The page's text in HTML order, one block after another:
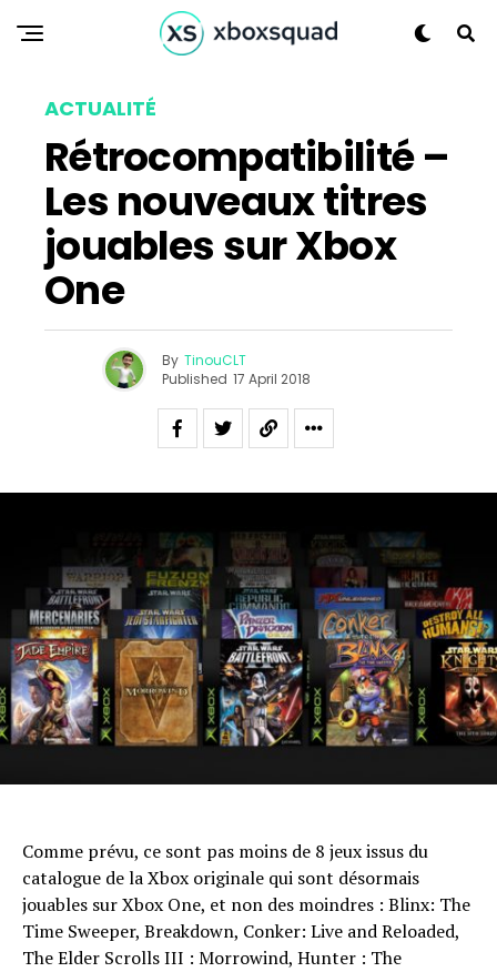
ACTUALITÉ
Rétrocompatibilité –
Les nouveaux titres
jouables sur Xbox
One
By TinouCLT
Published 17 April 2018
Comme prévu, ce sont pas moins de 8 jeux issus du
catalogue de la Xbox originale qui sont désormais
jouables sur Xbox One, et non des moindres : Blinx: The
Time Sweeper, Breakdown, Conker: Live and Reloaded,
The Elder Scrolls III : Morrowind, Hunter : The